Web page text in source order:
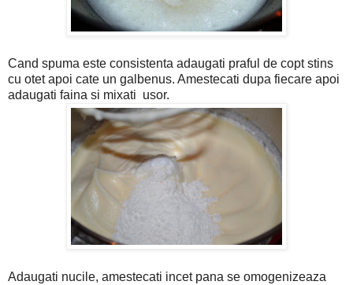
Cand spuma este consistenta adaugati praful de copt stins
cu otet apoi cate un galbenus. Amestecati dupa fiecare apoi
adaugati faina si mixati usor.
Adaugati nucile, amestecati incet pana se omogenizeaza